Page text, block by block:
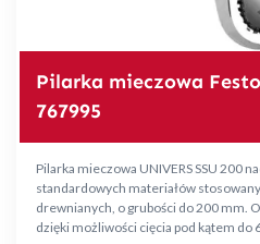
Pilarka mieczowa
767995
Pilarka mieczowa UNIVERS SSU 200
standardowych materiałów
drewnianych, o grubości do 200 mm.
dzięki możliwości cięcia pod kątem do